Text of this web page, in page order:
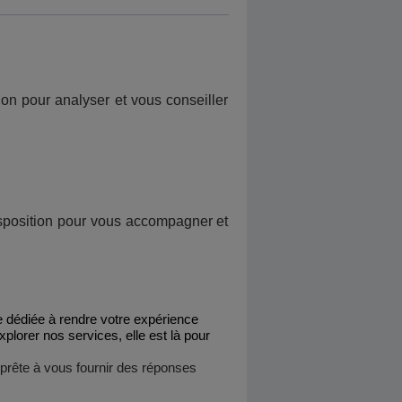
pour analyser et vous conseiller
pour vous accompagner et
à rendre votre expérience
nos services, elle est là pour
à vous fournir des réponses